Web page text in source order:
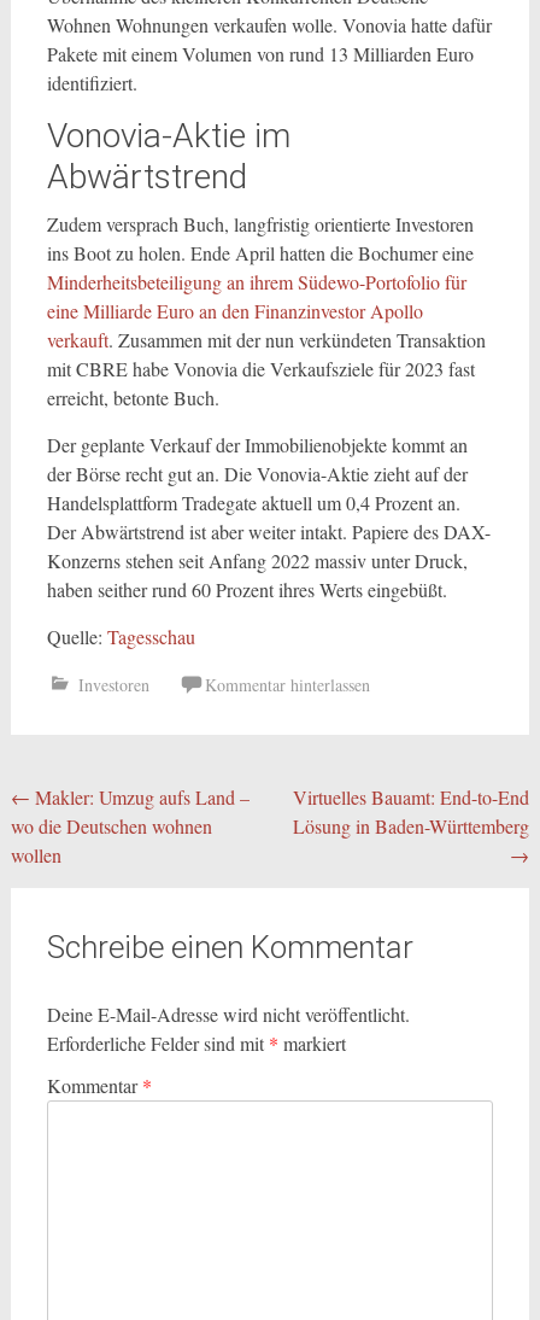
Wohnen Wohnungen verkaufen wolle. Vonovia hatte dafür
Pakete mit einem Volumen von rund 13 Milliarden Euro
identifiziert.
Vonovia-Aktie im
Abwärtstrend
Zudem versprach Buch, langfristig orientierte Investoren
ins Boot zu holen. Ende April hatten die Bochumer eine
Minderheitsbeteiligung an ihrem Südewo-Portofolio für
eine Milliarde Euro an den Finanzinvestor Apollo
verkauft. Zusammen mit der nun verkündeten Transaktion
mit CBRE habe Vonovia die Verkaufsziele für 2023 fast
erreicht, betonte Buch.
Der geplante Verkauf der Immobilienobjekte kommt an
der Börse recht gut an. Die Vonovia-Aktie zieht auf der
Handelsplattform Tradegate aktuell um 0,4 Prozent an.
Der Abwärtstrend ist aber weiter intakt. Papiere des DAX-
Konzerns stehen seit Anfang 2022 massiv unter Druck,
haben seither rund 60 Prozent ihres Werts eingebüßt.
Quelle: Tagesschau
Investoren Kommentar hinterlassen
Beitragsnavigation
← Makler: Umzug aufs Land –
wo die Deutschen wohnen
wollen
Virtuelles Bauamt: End-to-End
Lösung in Baden-Württemberg
→
Schreibe einen Kommentar
Deine E-Mail-Adresse wird nicht veröffentlicht.
Erforderliche Felder sind mit * markiert
Kommentar*